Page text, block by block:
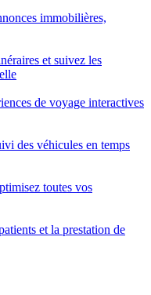
immobilières,
et suivez les
de voyage interactives
des véhicules en temps
toutes vos
et la prestation de